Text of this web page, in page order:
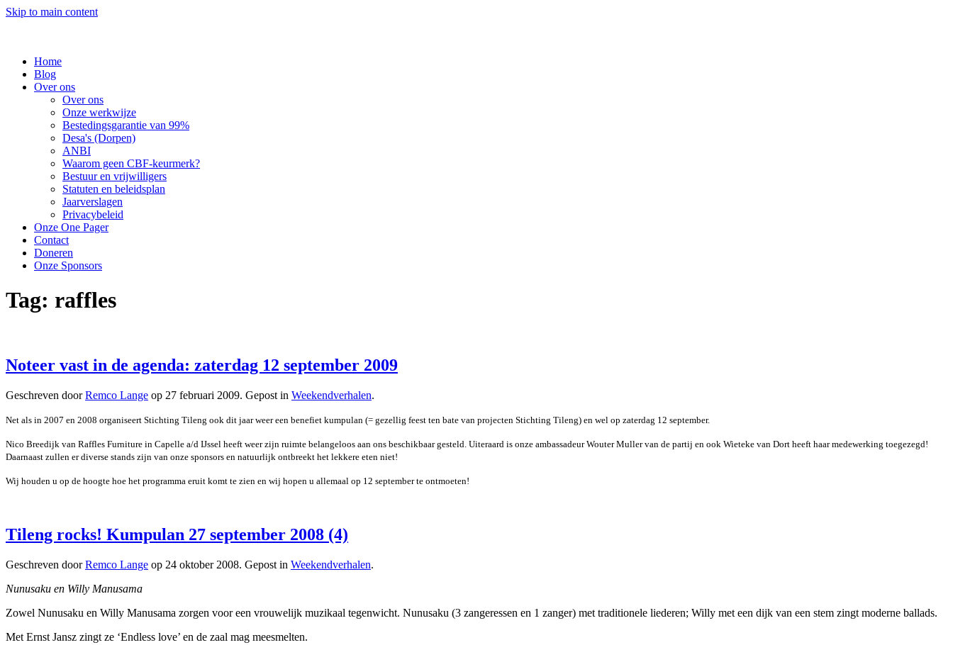
Skip to main content
Home
Blog
Over ons
Over ons
Onze werkwijze
Bestedingsgarantie van 99%
Desa's (Dorpen)
ANBI
Waarom geen CBF-keurmerk?
Bestuur en vrijwilligers
Statuten en beleidsplan
Jaarverslagen
Privacybeleid
Onze One Pager
Contact
Doneren
Onze Sponsors
Tag: raffles
Noteer vast in de agenda: zaterdag 12 september 2009
Geschreven doorRemco Lange op 27 februari 2009. Gepost in Weekendverhalen.
Net als in 2007 en 2008 organiseert Stichting Tileng ook dit jaar weer een benefiet kumpulan (= gezellig feest ten bate van projecten Stichting Tileng) en wel op zaterdag 12 september.
Nico Breedijk van Raffles Furniture in Capelle a/d IJssel heeft weer zijn ruimte belangeloos aan ons beschikbaar gesteld. Uiteraard is onze ambassadeur Wouter Muller van de partij en ook Wieteke van Dort heeft haar medewerking toegezegd!
Daarnaast zullen er diverse stands zijn van onze sponsors en natuurlijk ontbreekt het lekkere eten niet!
Wij houden u op de hoogte hoe het programma eruit komt te zien en wij hopen u allemaal op 12 september te ontmoeten!
Tileng rocks! Kumpulan 27 september 2008 (4)
Geschreven doorRemco Lange op 24 oktober 2008. Gepost in Weekendverhalen.
Nunusaku en Willy Manusama
Zowel Nunusaku en Willy Manusama zorgen voor een vrouwelijk muzikaal tegenwicht. Nunusaku (3 zangeressen en 1 zanger) met traditionele liederen; Willy met een dijk van een stem zingt moderne ballads.
Met Ernst Jansz zingt ze ‘Endless love’ en de zaal mag meesmelten.